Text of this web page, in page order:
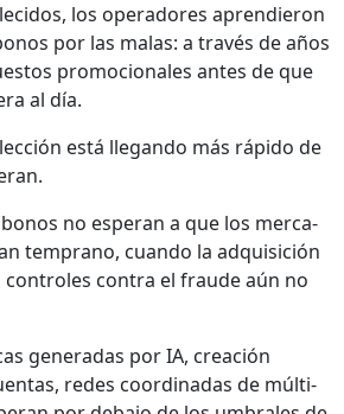
los oper­adores aprendieron
por las malas: a través de años
pro­mo­cionales antes de que
al día.
está lle­gan­do más rápi­do de
no esper­an a que los mer­ca­
tem­pra­no, cuan­do la adquisi­ción
con­troles con­tra el fraude aún no
gen­er­adas por IA, creación
redes coor­di­nadas de múlti­